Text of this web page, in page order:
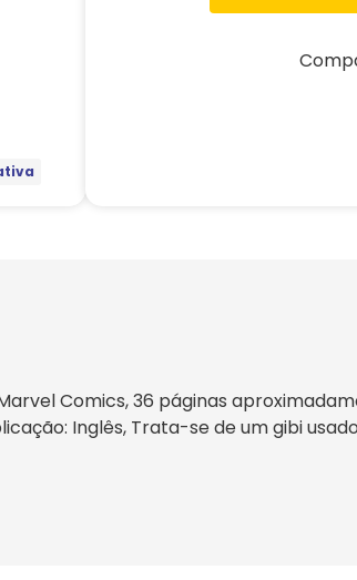
Comics, 36 páginas
Inglês, Trata-se de um gibi usado